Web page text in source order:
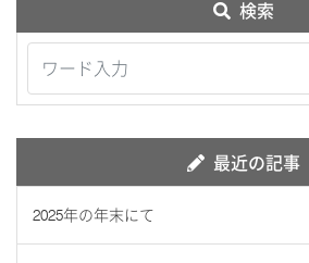
検索
最近の記事
2025年の年末にて